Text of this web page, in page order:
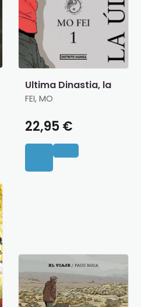
Ultima Dinastia, la
FEI, MO
22,95 €